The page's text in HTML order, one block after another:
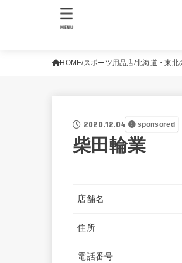
MENU
HOME スポーツ用品店 北海道・東北
2020.12.04 sponsored
柴田輪業
店舗名
住所
電話番号